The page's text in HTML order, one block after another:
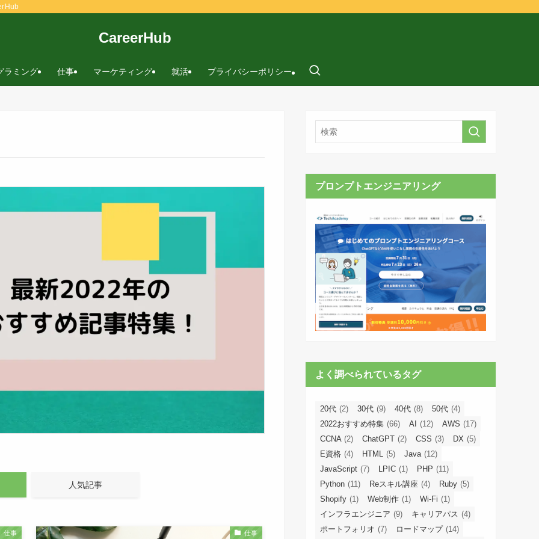
CareerHub
ラミング 仕事 マーケティング 就活 プライバシーポリシー
人気記事
仕事 仕事
プロンプトエンジニアリング
よく調べられているタグ
20代 (2) 30代 (9) 40代 (8) 50代 (4)
2022おすすめ特集 (66) AI (12) AWS (17)
CCNA (2) ChatGPT (2) CSS (3) DX (5)
E資格 (4) HTML (5) Java (12)
JavaScript (7) LPIC (1) PHP (11)
Python (11) Reスキル講座 (4) Ruby (5)
Shopify (1) Web制作 (1) Wi-Fi (1)
インフラエンジニア (9) キャリアパス (4)
ポートフォリオ (7) ロードマップ (14)